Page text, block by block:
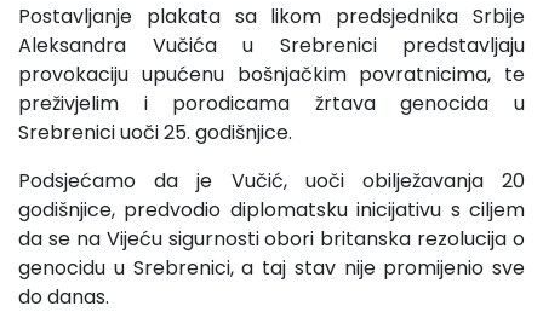
Postavljanje plakata sa likom predsjednika Srbije
Aleksandra Vučića u Srebrenici predstavljaju
provokaciju upućenu bošnjačkim povratnicima, te
preživjelim i porodicama žrtava genocida u
Srebrenici uoči 25. godišnjice.
Podsjećamo da je Vučić, uoči obilježavanja 20
godišnjice, predvodio diplomatsku inicijativu s ciljem
da se na Vijeću sigurnosti obori britanska rezolucija o
genocidu u Srebrenici, a taj stav nije promijenio sve
do danas.